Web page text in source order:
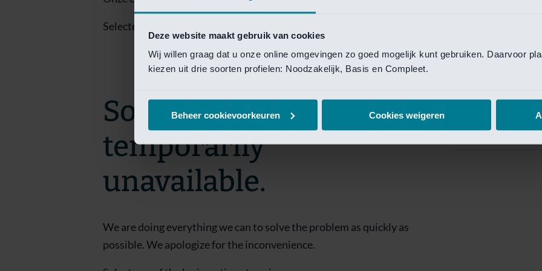
Deze website maakt gebruik van cookies
Wij willen graag dat u onze online omgevingen zo goed mogelijk kunt gebruiken. Daarvoor
kiezen uit drie soorten profielen: Noodzakelijk, Basis en Compleet.
Beheer cookievoorkeuren Cookies weigeren
Van Lanschot
Selecteer een van de login opties om toegang te krijgen.
Sorry! This page is
temporarily
unavailable.
We are doing everything we can to solve the problem as quickly as
possible. We apologize for the inconvenience.